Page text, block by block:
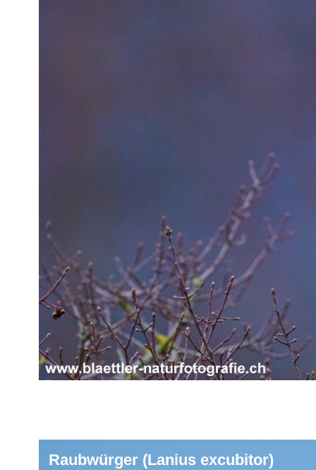
Raubwürger (Lanius excubitor)